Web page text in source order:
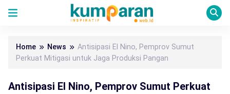
Home News
Antisipasi El Nino, Pemprov Sumut
Perkuat Mitigasi untuk Jaga Produksi Pangan
Antisipasi El Nino, Pemprov Sumut Perkuat